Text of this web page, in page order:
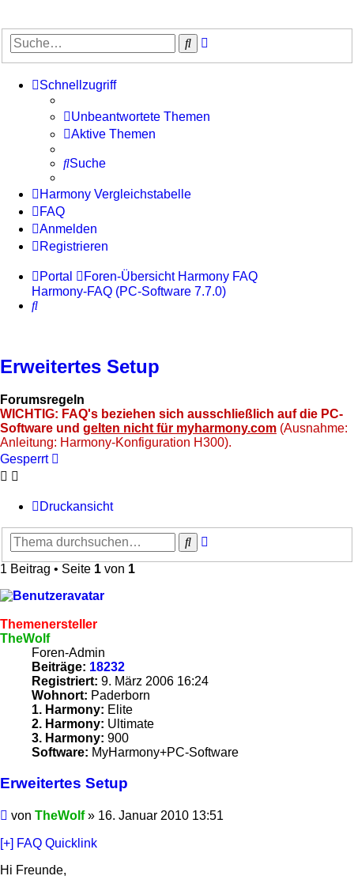
Suche
Schnellzugriff
Unbeantwortete Themen
Aktive Themen
Suche
Harmony Vergleichstabelle
FAQ
Anmelden
Registrieren
Portal Foren-Übersicht Harmony FAQ
Harmony-FAQ (PC-Software 7.7.0)
Suche
Erweitertes Setup
Forumsregeln
WICHTIG: FAQ's beziehen sich ausschließlich auf die PC-
Software und gelten nicht für myharmony.com (Ausnahme:
Anleitung: Harmony-Konfiguration H300).
Gesperrt
Druckansicht
Suche
1 Beitrag • Seite 1 von 1
Themenersteller
TheWolf
Foren-Admin
Beiträge: 18232
Registriert: 9. März 2006 16:24
Wohnort: Paderborn
1. Harmony: Elite
2. Harmony: Ultimate
3. Harmony: 900
Software: MyHarmony+PC-Software
Erweitertes Setup
Beitrag
von TheWolf» 16. Januar 2010 13:51
[+] FAQ Quicklink
Hi Freunde,